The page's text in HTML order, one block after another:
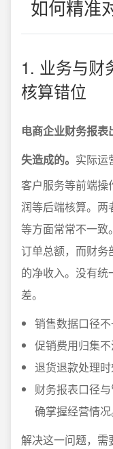
如何精准
1. 业务与财
核算错位
电商企业财务报
失造成的。 实际运
客户服务等前端
润等后端核算。两
等方面常常不一致
订单总额，而财务
的净收入。没有
差。
销售数据口径
促销费用归集不
退货退款处理时
财务报表口径
确掌握经营情况
解决这一问题，需